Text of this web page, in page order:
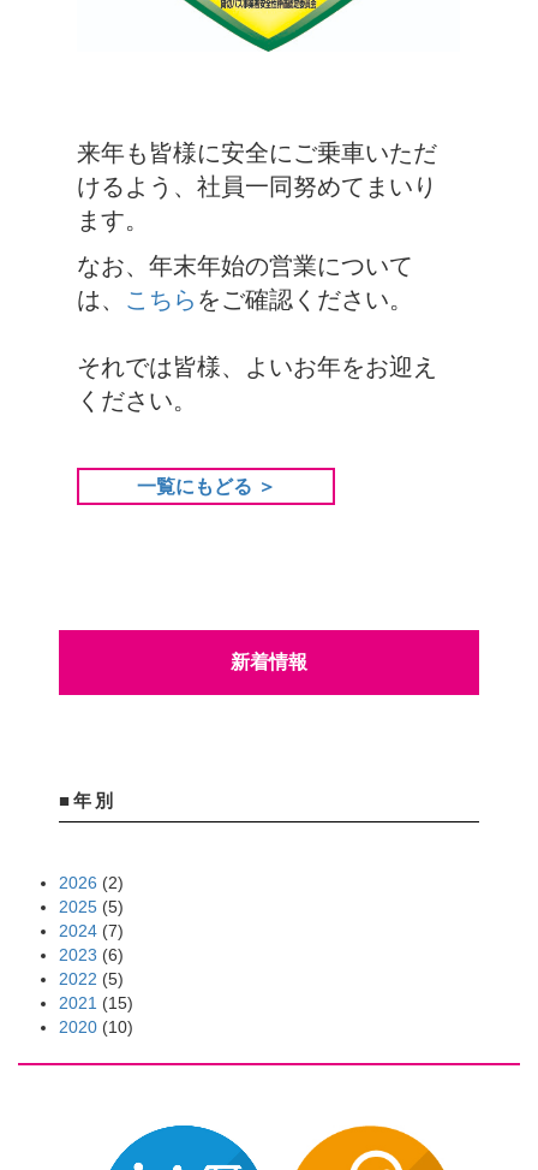
新着情報
■年別
2026 (2)
2025 (5)
2024 (7)
2023 (6)
2022 (5)
2021 (15)
2020 (10)
来年も皆様に安全にご乗車いただ
けるよう、社員一同努めてまいり
ます。
なお、年末年始の営業について
は、 こちら をご確認ください。
それでは皆様、よいお年をお迎え
ください。
一覧にもどる ＞